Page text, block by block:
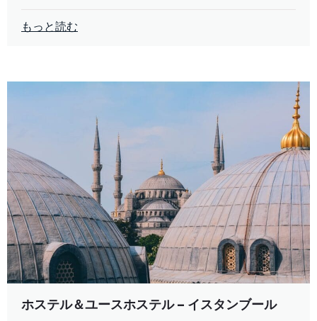
もっと読む
ホステル＆ユースホステル – イスタンブール